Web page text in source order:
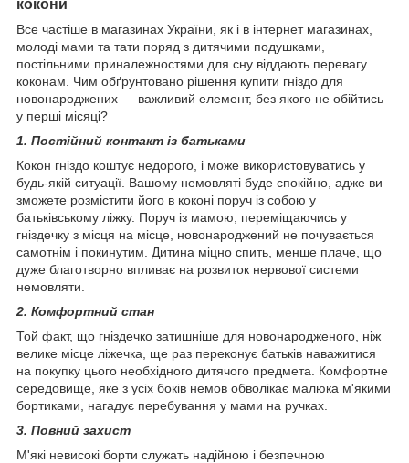
кокони
Все частіше в магазинах України, як і в інтернет магазинах,
молоді мами та тати поряд з дитячими подушками,
постільними приналежностями для сну віддають перевагу
коконам. Чим обґрунтовано рішення купити гніздо для
новонароджених — важливий елемент, без якого не обійтись
у перші місяці?
1. Постійний контакт із батьками
Кокон гніздо коштує недорого, і може використовуватись у
будь-якій ситуації. Вашому немовляті буде спокійно, адже ви
зможете розмістити його в коконі поруч із собою у
батьківському ліжку. Поруч із мамою, переміщаючись у
гніздечку з місця на місце, новонароджений не почувається
самотнім і покинутим. Дитина міцно спить, менше плаче, що
дуже благотворно впливає на розвиток нервової системи
немовляти.
2. Комфортний стан
Той факт, що гніздечко затишніше для новонародженого, ніж
велике місце ліжечка, ще раз переконує батьків наважитися
на покупку цього необхідного дитячого предмета. Комфортне
середовище, яке з усіх боків немов обволікає малюка м'якими
бортиками, нагадує перебування у мами на ручках.
3. Повний захист
М'які невисокі борти служать надійною і безпечною